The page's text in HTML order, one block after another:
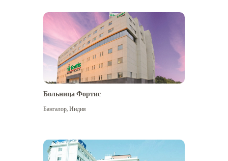
Больница Фортис
Бангалор,Индия